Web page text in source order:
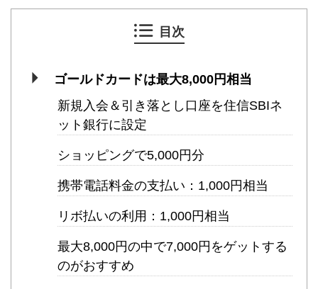
目次
ゴールドカードは最大8,000円相当
新規入会＆引き落とし口座を住信SBIネ
ット銀行に設定
ショッピングで5,000円分
携帯電話料金の支払い：1,000円相当
リボ払いの利用：1,000円相当
最大8,000円の中で7,000円をゲットする
のがおすすめ